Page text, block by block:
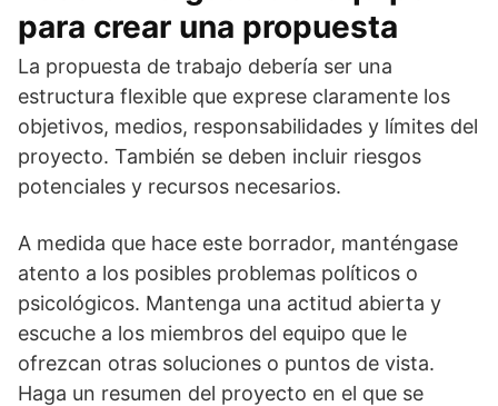
para crear una propuesta
La propuesta de trabajo debería ser una
estructura flexible que exprese claramente los
objetivos, medios, responsabilidades y límites del
proyecto. También se deben incluir riesgos
potenciales y recursos necesarios.
A medida que hace este borrador, manténgase
atento a los posibles problemas políticos o
psicológicos. Mantenga una actitud abierta y
escuche a los miembros del equipo que le
ofrezcan otras soluciones o puntos de vista.
Haga un resumen del proyecto en el que se